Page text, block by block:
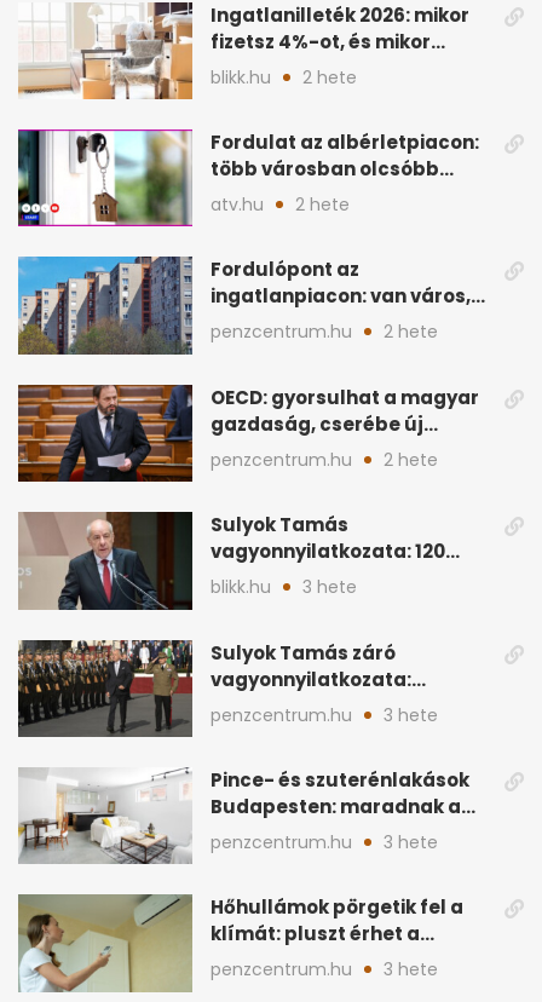
Ingatlanilleték 2026: mikor
fizetsz 4%-ot, és mikor
úszható meg legálisan?
blikk.hu 2 hete
Fordulat az albérletpiacon:
több városban olcsóbb
lehet a hiteltörlesztő
atv.hu 2 hete
Fordulópont az
ingatlanpiacon: van város,
ahol a vétel már olcsóbb
penzcentrum.hu 2 hete
OECD: gyorsulhat a magyar
gazdaság, cserébe új
ingatlanadó is felmerül
penzcentrum.hu 2 hete
Sulyok Tamás
vagyonnyilatkozata: 120
milliós megtakarítás, 5
blikk.hu 3 hete
Sulyok Tamás záró
vagyonnyilatkozata:
ingatlanok és
megtakarítások
penzcentrum.hu 3 hete
Pince- és szuterénlakások
Budapesten: maradnak a
szigorú szabályok
penzcentrum.hu 3 hete
Hőhullámok pörgetik fel a
klímát: pluszt érhet a
lakásban a hűtés
penzcentrum.hu 3 hete